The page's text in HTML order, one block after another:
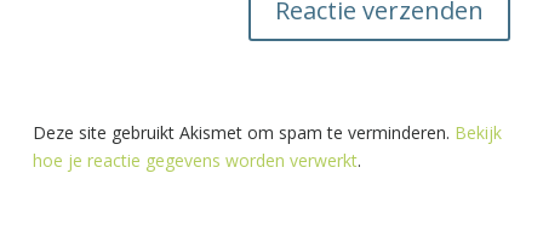
Deze site gebruikt Akismet om spam te verminderen. Bekijk
hoe je reactie gegevens worden verwerkt.